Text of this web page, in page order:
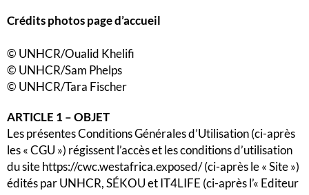
Crédits photos page d’accueil
© UNHCR/Oualid Khelifi
© UNHCR/Sam Phelps
© UNHCR/Tara Fischer
ARTICLE 1 – OBJET
Les présentes Conditions Générales d’Utilisation (ci-après
les « CGU ») régissent l’accès et les conditions d’utilisation
du site https://cwc.westafrica.exposed/ (ci-après le « Site »)
édités par UNHCR, SÉKOU et IT4LIFE (ci-après l’« Editeur